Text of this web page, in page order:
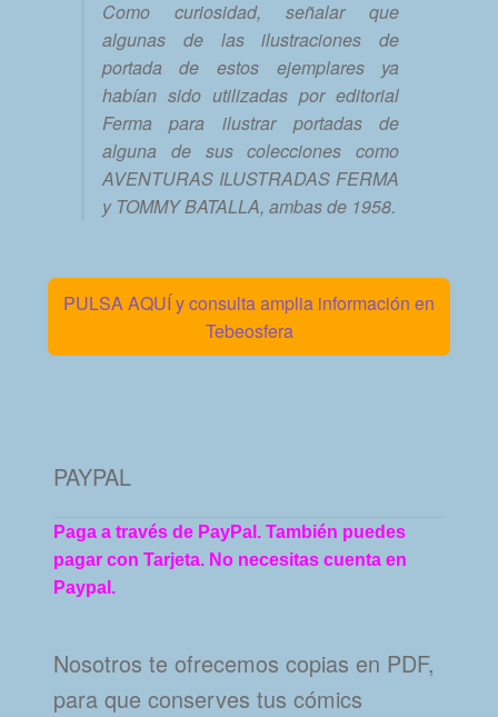
Como curiosidad, señalar que
algunas de las ilustraciones de
portada de estos ejemplares ya
habían sido utilizadas por editorial
Ferma para ilustrar portadas de
alguna de sus colecciones como
AVENTURAS ILUSTRADAS FERMA
y TOMMY BATALLA, ambas de 1958.
PULSA AQUÍ y consulta amplia información en
Tebeosfera
PAYPAL
Paga a través de PayPal. También puedes
pagar con Tarjeta. No necesitas cuenta en
Paypal.
Nosotros te ofrecemos copias en PDF,
para que conserves tus cómics